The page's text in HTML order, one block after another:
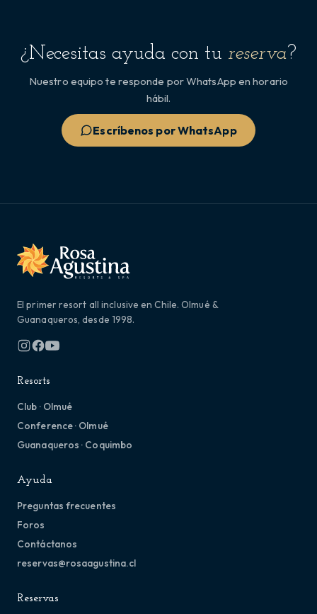
¿Necesitas ayuda con tu reserva?
Nuestro equipo te responde por WhatsApp en horario
hábil.
Escríbenos por WhatsApp
El primer resort all inclusive en Chile. Olmué &
Guanaqueros, desde 1998.
Resorts
Club · Olmué
Conference · Olmué
Guanaqueros · Coquimbo
Ayuda
Preguntas frecuentes
Foros
Contáctanos
reservas@rosaagustina.cl
Reservas